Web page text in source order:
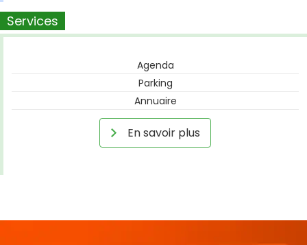
Services
Agenda
Parking
Annuaire
En savoir plus